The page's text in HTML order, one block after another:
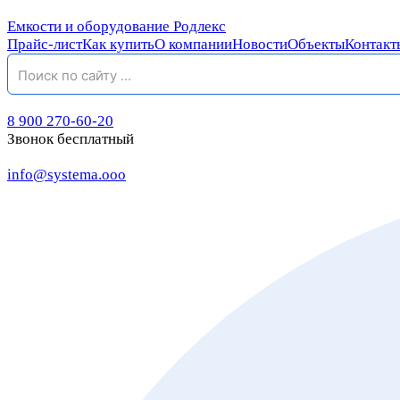
Емкости и оборудование Родлекс
Прайс-листКак купитьО компанииНовостиОбъекты
8 900 270-60-20
Звонок бесплатный
info@systema.ooo